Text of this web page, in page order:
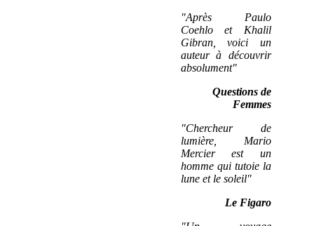
"Après Paulo
Coehlo et Khalil
Gibran, voici un
auteur à découvrir
absolument"
Questions de
Femmes
"Chercheur de
lumière, Mario
Mercier est un
homme qui tutoie la
lune et le soleil"
Le Figaro